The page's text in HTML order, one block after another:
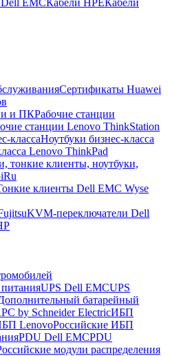
Сертификаты Huawei
и ПКРабочие станции
станции Lenovo ThinkStation
классаНоутбуки бизнес-класса
Lenovo ThinkPad
тонкие клиенты, ноутбуки,
iRu
клиенты Dell EMC Wyse
KVM-переключатели Dell
UPS Dell EMCUPS
батарейный
by Schneider ElectricИБП
LenovoРоссийские ИБП
PDU Dell EMCPDU
модули распределения